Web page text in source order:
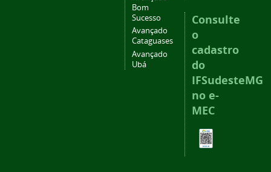
Bom
Sucesso
Avançado
Cataguases
Avançado
Ubá
Consulte
o
cadastro
do
IFSudesteMG
no e-
MEC